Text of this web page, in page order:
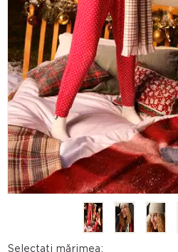
Selectați mărimea: